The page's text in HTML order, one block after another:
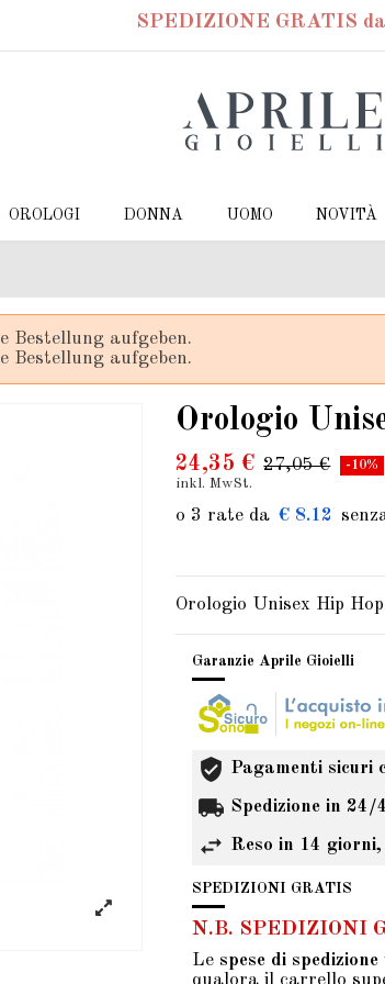
SPEDIZIONE GRATIS
OROLOGI DONNA UOMO NOVITÀ
Bestellung aufgeben.
Bestellung aufgeben.
Orologio
24,35 € 27,05 €
-10%
inkl. MwSt.
€ 8.12
Orologio Unisex Hip
Garanzie Aprile Gioielli
Pagamenti sicuri
Spedizione in
Reso in 14
SPEDIZIONI GRATIS
N.B. SPEDIZIONI
Le spese di spedizione
qualora il carrello